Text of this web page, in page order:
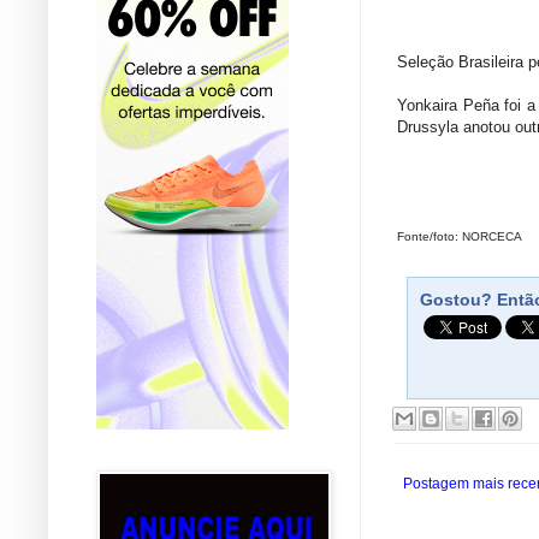
Seleção Brasileira
Yonkaira Peña foi
Drussyla anotou
Fonte/foto: NORCECA
Gostou?
Postagem mais